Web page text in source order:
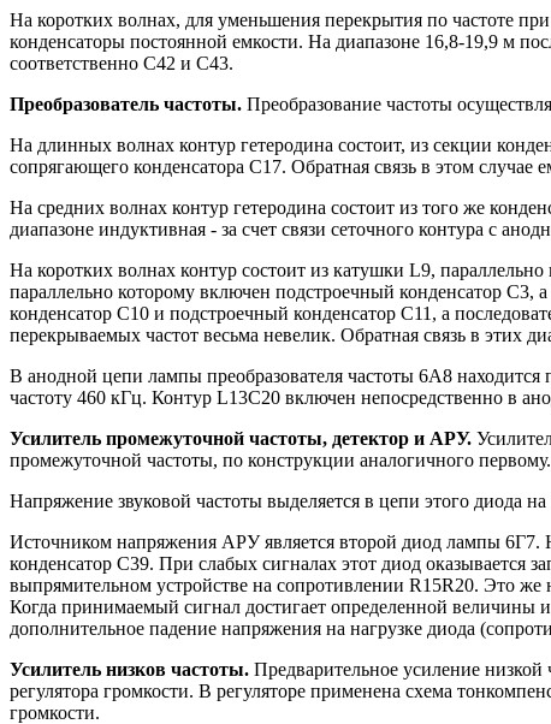
На коротких волнах, для уменьшения перекрытия по частоте
конденсаторы постоянной емкости. На диапазоне 16,8-19,9 м
соответственно С42 и С43.
Преобразователь частоты. Преобразование частоты
На длинных волнах контур гетеродина состоит, из секции
сопрягающего конденсатора С17. Обратная связь в этом случае
На средних волнах контур гетеродина состоит из того же
диапазоне индуктивная - за счет связи сеточного контура с
На коротких волнах контур состоит из катушки L9,
параллельно которому включен подстроечный конденсатор C3,
конденсатор С10 и подстроечный конденсатор С11, а
перекрываемых частот весьма невелик. Обратная связь в этих
В анодной цепи лампы преобразователя частоты 6А8
частоту 460 кГц. Контур L13C20 включен непосредственно в
Усилитель промежуточной частоты, детектор и АРУ.
промежуточной частоты, по конструкции аналогичного
Напряжение звуковой частоты выделяется в цепи этого диода
Источником напряжения АРУ является второй диод лампы 6Г7.
конденсатор С39. При слабых сигналах этот диод оказывается
выпрямительном устройстве на сопротивлении R15R20. Это же
Когда принимаемый сигнал достигает определенной величины
дополнительное падение напряжения на нагрузке диода
Усилитель низков частоты. Предварительное усиление
регулятора громкости. В регуляторе применена схема
громкости.